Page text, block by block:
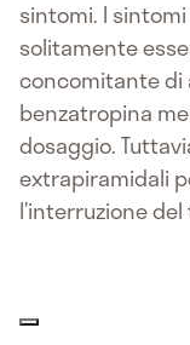
sintomi. I
solitamente
concomitante di
benzatropina
dosaggio.
extrapiramidali
l’interruzione